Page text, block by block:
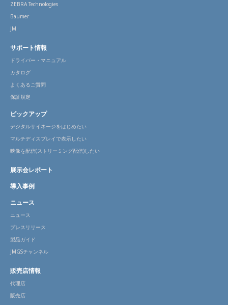
ZEBRA Technologies
Baumer
JM
サポート情報
ドライバー・マニュアル
カタログ
よくあるご質問
保証規定
ピックアップ
デジタルサイネージをはじめたい
マルチディスプレイで表示したい
映像を配信(ストリーミング配信)したい
展示会レポート
導入事例
ニュース
ニュース
プレスリリース
製品ガイド
JMGSチャンネル
販売店情報
代理店
販売店